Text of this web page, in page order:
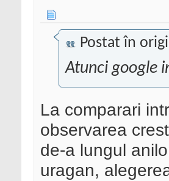
Postat în
Atunci google
La comparari
observarea
de-a lungul
uragan,